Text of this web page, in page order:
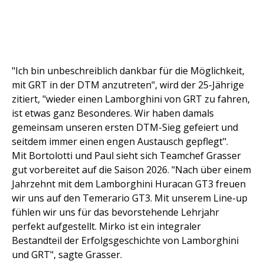
"Ich bin unbeschreiblich dankbar für die Möglichkeit,
mit GRT in der DTM anzutreten", wird der 25-Jährige
zitiert, "wieder einen Lamborghini von GRT zu fahren,
ist etwas ganz Besonderes. Wir haben damals
gemeinsam unseren ersten DTM-Sieg gefeiert und
seitdem immer einen engen Austausch gepflegt".
Mit Bortolotti und Paul sieht sich Teamchef Grasser
gut vorbereitet auf die Saison 2026. "Nach über einem
Jahrzehnt mit dem Lamborghini Huracan GT3 freuen
wir uns auf den Temerario GT3. Mit unserem Line-up
fühlen wir uns für das bevorstehende Lehrjahr
perfekt aufgestellt. Mirko ist ein integraler
Bestandteil der Erfolgsgeschichte von Lamborghini
und GRT", sagte Grasser.